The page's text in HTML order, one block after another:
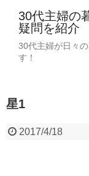
30代主婦の
疑問を紹介
30代主婦が日々
す！
星1
2017/4/18